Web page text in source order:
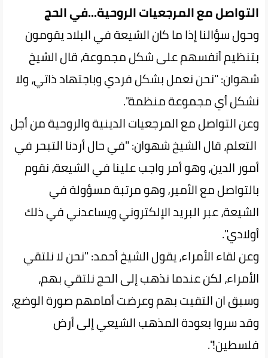
التواصل مع المرجعيات الروحية...في الحج
وحول سؤالنا إذا ما كان الشيعة في البلاد يقومون
بتنظيم أنفسهم على شكل مجموعة، قال الشيخ
شهوان: "نحن نعمل بشكل فردي وباجتهاد ذاتي، ولا
نشكل أي مجموعة منظمة".
وعن التواصل مع المرجعيات الدينية والروحية من أجل
التعلم، قال الشيخ شهوان: "في حال أردنا التبحر في
أمور الدين، وهو أمر واجب علينا في الشيعة، نقوم
بالتواصل مع الأمير، وهو مرتبة مسؤولة في
الشيعة، عبر البريد الإلكتروني ويساعدني في ذلك
أولادي".
وعن لقاء الأمراء، يقول الشيخ أحمد: "نحن لا نلتقي
الأمراء، لكن عندما نذهب إلى الحج نلتقي بهم،
وسبق ان التقيت بهم وعرضت أمامهم صورة الوضع،
وقد سروا بعودة المذهب الشيعي إلى أرض
فلسطين!".